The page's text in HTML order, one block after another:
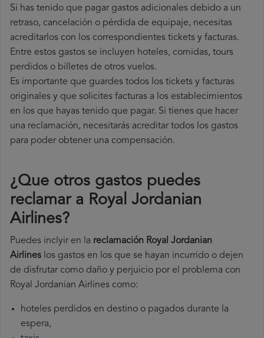
Si has tenido que pagar gastos adicionales debido a un
retraso, cancelación o pérdida de equipaje, necesitas
acreditarlos con los correspondientes tickets y facturas.
Entre estos gastos se incluyen hoteles, comidas, tours
perdidos o billetes de otros vuelos.
Es importante que guardes todos los tickets y facturas
originales y que solicites facturas a los establecimientos
en los que hayas tenido que pagar. Si tienes que hacer
una reclamación, necesitarás acreditar todos los gastos
para poder obtener una compensación.
¿Que otros gastos puedes
reclamar a Royal Jordanian
Airlines​?
Puedes inclyir en la reclamación Royal Jordanian
Airlines los gastos en los que se hayan incurrido o dejen
de disfrutar como daño y perjuicio por el problema con
Royal Jordanian Airlines como:
hoteles perdidos en destino o pagados durante la
espera,